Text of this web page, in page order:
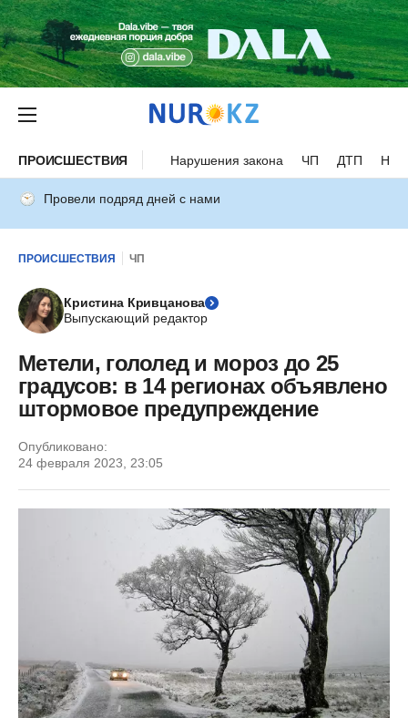
ПРОИСШЕСТВИЯ Нарушения закона ЧП ДТП
Провели подряд дней с нами
ПРОИСШЕСТВИЯ ЧП
Кристина Кривцанова
Выпускающий редактор
Метели, гололед и мороз до 25
градусов: в 14 регионах объявлено
штормовое предупреждение
Опубликовано:
24 февраля 2023, 23:05